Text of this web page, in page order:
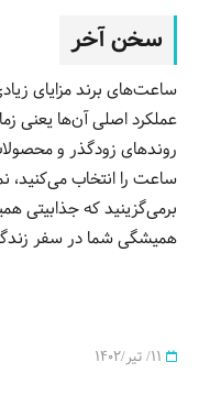
سخن آخر
ساعت‌های برند مزایای
عملکرد اصلی آن‌ها یعنی
روندهای زودگذر و
ساعت را انتخاب می‌کنید،
برمی‌گزینید که جذابیتی
همیشگی شما در سفر